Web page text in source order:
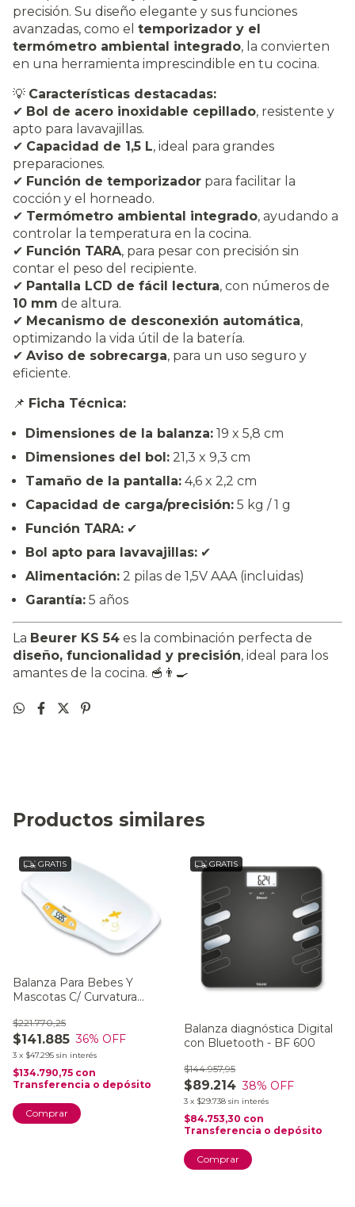
precisión. Su diseño elegante y sus funciones
avanzadas, como el temporizador y el
termómetro ambiental integrado, la convierten
en una herramienta imprescindible en tu cocina.
💡 Características destacadas:
✔ Bol de acero inoxidable cepillado, resistente y
apto para lavavajillas.
✔ Capacidad de 1,5 L, ideal para grandes
preparaciones.
✔ Función de temporizador para facilitar la
cocción y el horneado.
✔ Termómetro ambiental integrado, ayudando a
controlar la temperatura en la cocina.
✔ Función TARA, para pesar con precisión sin
contar el peso del recipiente.
✔ Pantalla LCD de fácil lectura, con números de
10 mm de altura.
✔ Mecanismo de desconexión automática,
optimizando la vida útil de la batería.
✔ Aviso de sobrecarga, para un uso seguro y
eficiente.
📌 Ficha Técnica:
Dimensiones de la balanza: 19 x 5,8 cm
Dimensiones del bol: 21,3 x 9,3 cm
Tamaño de la pantalla: 4,6 x 2,2 cm
Capacidad de carga/precisión: 5 kg / 1 g
Función TARA: ✔
Bol apto para lavavajillas: ✔
Alimentación: 2 pilas de 1,5V AAA (incluidas)
Garantía: 5 años
La Beurer KS 54 es la combinación perfecta de
diseño, funcionalidad y precisión, ideal para los
amantes de la cocina. 🥣👨‍🍳
Productos similares
GRATIS
Balanza Para Bebes Y
Mascotas C/ Curvatura
$141.885
$221.770,25
36% OFF
3 x $47.295 sin interés
$134.790,75 con
Transferencia o depósito
GRATIS
Balanza diagnóstica Digital
con Bluetooth - BF 600
$89.214
$144.957,95
38% OFF
3 x $29.738 sin interés
$84.753,30 con
Transferencia o depósito
Comprar